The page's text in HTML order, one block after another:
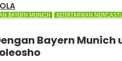
BAYERN MUNICH KETERTARIKAN
Bayern